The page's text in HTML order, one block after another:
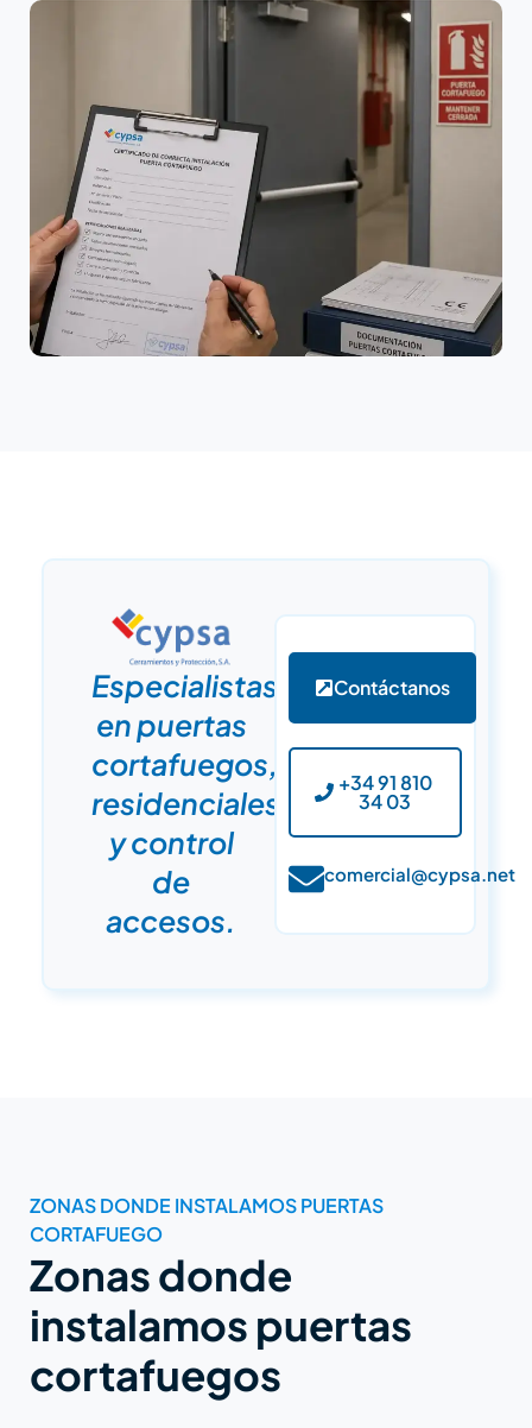
Especialistas
en puertas
cortafuegos,
residenciales
y control
de
accesos.
Contáctanos
+34 91 810
34 03
comercial@cypsa.net
ZONAS DONDE INSTALAMOS PUERTAS
CORTAFUEGO
Zonas donde
instalamos puertas
cortafuegos